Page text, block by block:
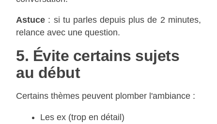
Astuce : si tu parles depuis plus de 2 minutes,
relance avec une question.
5. Évite certains sujets
au début
Certains thèmes peuvent plomber l'ambiance :
Les ex (trop en détail)